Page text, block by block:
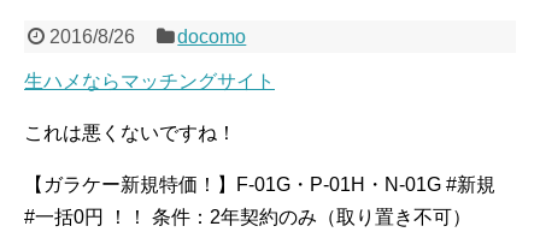
2016/8/26 docomo
生ハメならマッチングサイト
これは悪くないですね！
【ガラケー新規特価！】F-01G・P-01H・N-01G #新規
#一括0円 ！！ 条件：2年契約のみ（取り置き不可）